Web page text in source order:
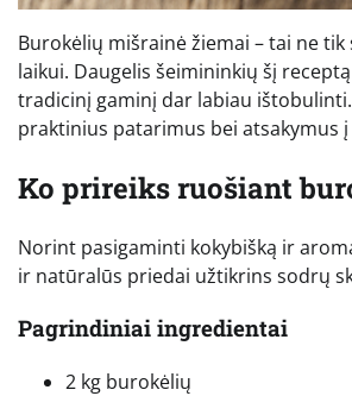
Burokėlių mišrainė žiemai – tai ne
laikui. Daugelis šeimininkių šį
tradicinį gaminį dar labiau
praktinius patarimus bei atsakymus
Ko prireiks ruošiant
Norint pasigaminti kokybišką ir
ir natūralūs priedai užtikrins sodrų
Pagrindiniai ingredientai
2 kg burokėlių